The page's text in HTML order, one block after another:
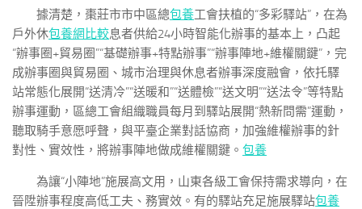
據清楚，棗莊市市中區總包養工會扶植的“多彩驛站”，在為
戶外休包養網比較息者供給24小時智能化辦事的基本上，凸起
“辦事圈+貿易圈”“基礎辦事+特點辦事”“辦事陣地+維權關鍵”，完
成辦事圈與貿易圈、城市治理與休息者辦事深度融會，依托驛
站常態化展開“送清冷”“送暖和”“送體檢”“送文明”“送法令”等特點
辦事運動，區總工會組織職員每月到驛站展開“熱新問需”運動，
聽取騎手意愿呼聲，與平臺企業對話協商，加強維權辦事的針
對性、實效性，將辦事陣地做成維權關鍵。 包養
為讓“小陣地”施展高文用，山東各級工會保持需求導向，在
晉陞辦事程度高低工夫、務實效。有的驛站充足施展驛站包養